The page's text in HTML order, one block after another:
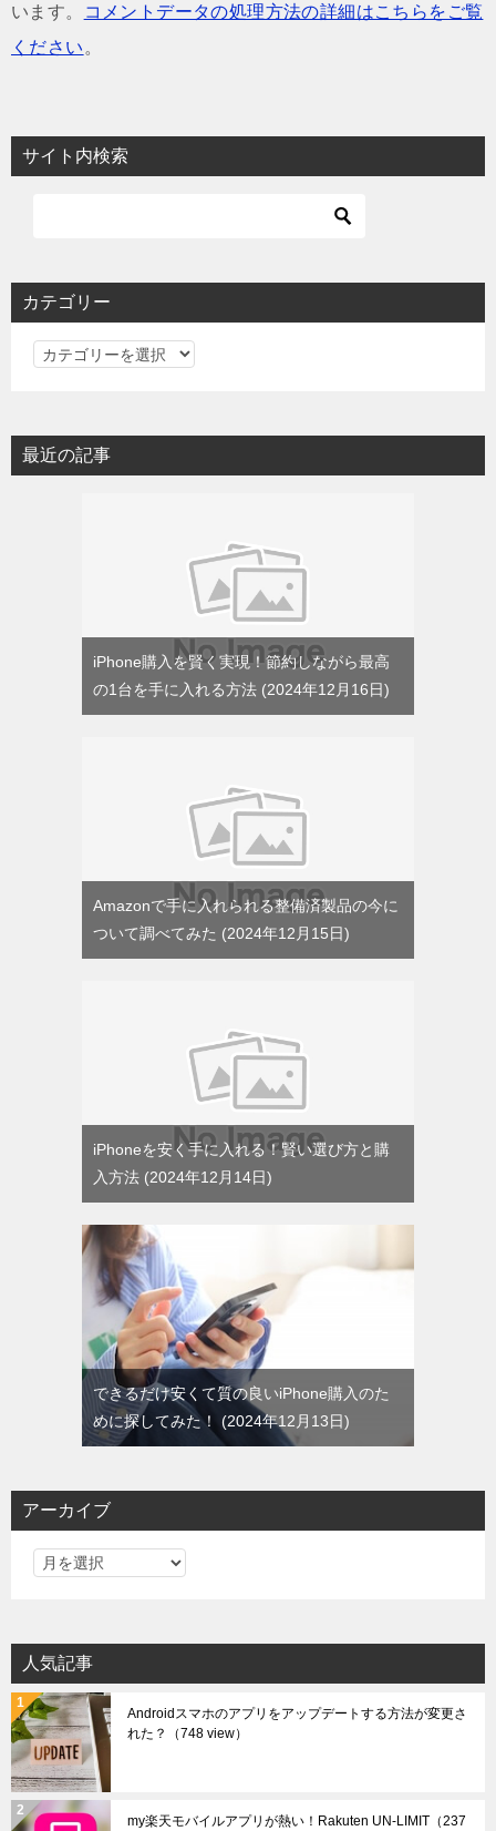
います。
コメントデータの処理方法の詳細はこちらをご覧
ください 。
サイト内検索
カテゴリー
カ
リ
ー
最近の記事
iPhone購入を賢く実現！節約しながら最高
の1台を手に入れる方法
2024年12月16日
Amazonで手に入れられる整備済製品の今に
ついて調べてみた
2024年12月15日
iPhoneを安く手に入れる！賢い選び方と購
入方法
2024年12月14日
できるだけ安くて質の良いiPhone購入のた
めに探してみた！
2024年12月13日
アーカイブ
ア
イ
ブ
人気記事
Androidスマホのアプリをアップデートする方法が変更さ
れた？
（748 view）
my楽天モバイルアプリが熱い！Rakuten UN-LIMIT （237